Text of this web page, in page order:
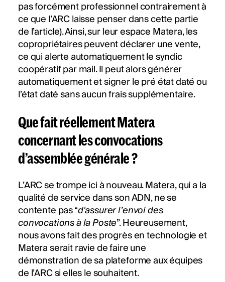
pas forcément professionnel contrairement à
ce que l’ARC laisse penser dans cette partie
de l’article). Ainsi, sur leur espace Matera, les
copropriétaires peuvent déclarer une vente,
ce qui alerte automatiquement le syndic
coopératif par mail. Il peut alors générer
automatiquement et signer le pré état daté ou
l’état daté sans aucun frais supplémentaire.
Que fait réellement Matera
concernant les convocations
d’assemblée générale ?
L’ARC se trompe ici à nouveau. Matera, qui a la
qualité de service dans son ADN, ne se
contente pas “d'assurer l’envoi des
convocations à la Poste”. Heureusement,
nous avons fait des progrès en technologie et
Matera serait ravie de faire une
démonstration de sa plateforme aux équipes
de l’ARC si elles le souhaitent.